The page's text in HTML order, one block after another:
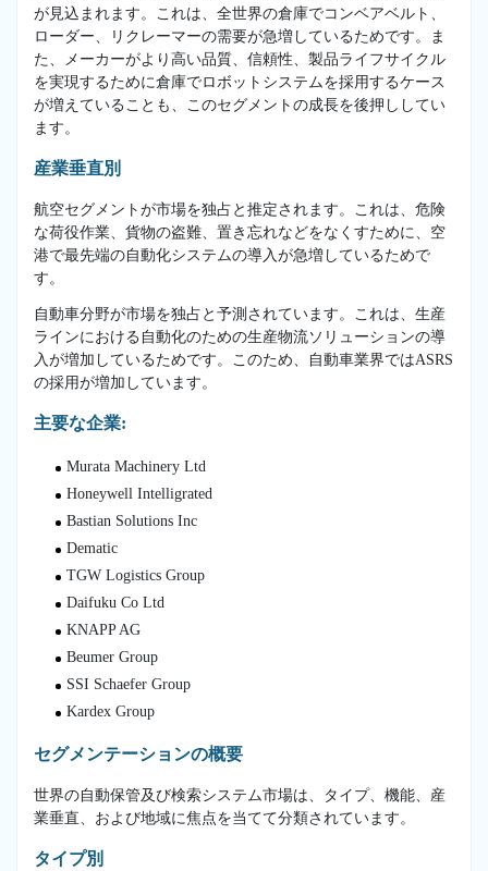
が見込まれます。これは、全世界の倉庫でコンベアベルト、
ローダー、リクレーマーの需要が急増しているためです。ま
た、メーカーがより高い品質、信頼性、製品ライフサイクル
を実現するために倉庫でロボットシステムを採用するケース
が増えていることも、このセグメントの成長を後押ししてい
ます。
産業垂直別
航空セグメントが市場を独占と推定されます。これは、危険
な荷役作業、貨物の盗難、置き忘れなどをなくすために、空
港で最先端の自動化システムの導入が急増しているためで
す。
自動車分野が市場を独占と予測されています。これは、生産
ラインにおける自動化のための生産物流ソリューションの導
入が増加しているためです。このため、自動車業界ではASRS
の採用が増加しています。
主要な企業:
Murata Machinery Ltd
Honeywell Intelligrated
Bastian Solutions Inc
Dematic
TGW Logistics Group
Daifuku Co Ltd
KNAPP AG
Beumer Group
SSI Schaefer Group
Kardex Group
セグメンテーションの概要
世界の自動保管及び検索システム市場は、タイプ、機能、産
業垂直、および地域に焦点を当てて分類されています。
タイプ別